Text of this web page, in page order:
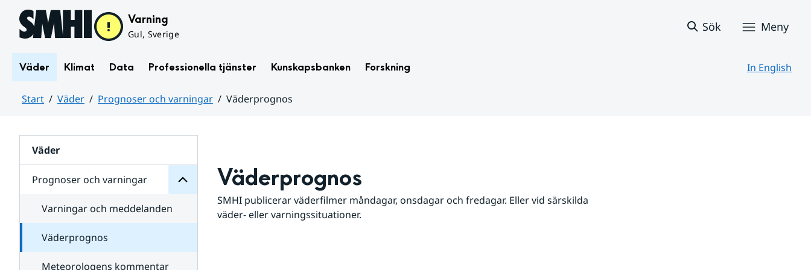
Hoppa till sidans innehåll Varning
Gul, Sverige
Sök Meny
Väder Klimat Data Professionella tjänster Kunskapsbanken Forskning In English
Start Väder Prognoser och varningar
Väderprognos
Väder
Prognoser och varningar
för
varningar
Varningar och meddelanden
Väderprognos
Meteorologens kommentar
Väderprognos
SMHI publicerar väderfilmer måndagar, onsdagar och fredagar. Eller vid särskilda
väder- eller varningssituationer.